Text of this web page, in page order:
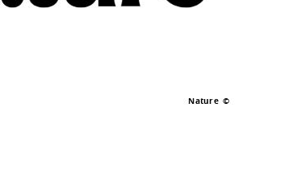
Nature